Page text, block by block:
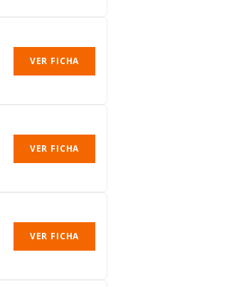
VER FICHA
VER FICHA
VER FICHA